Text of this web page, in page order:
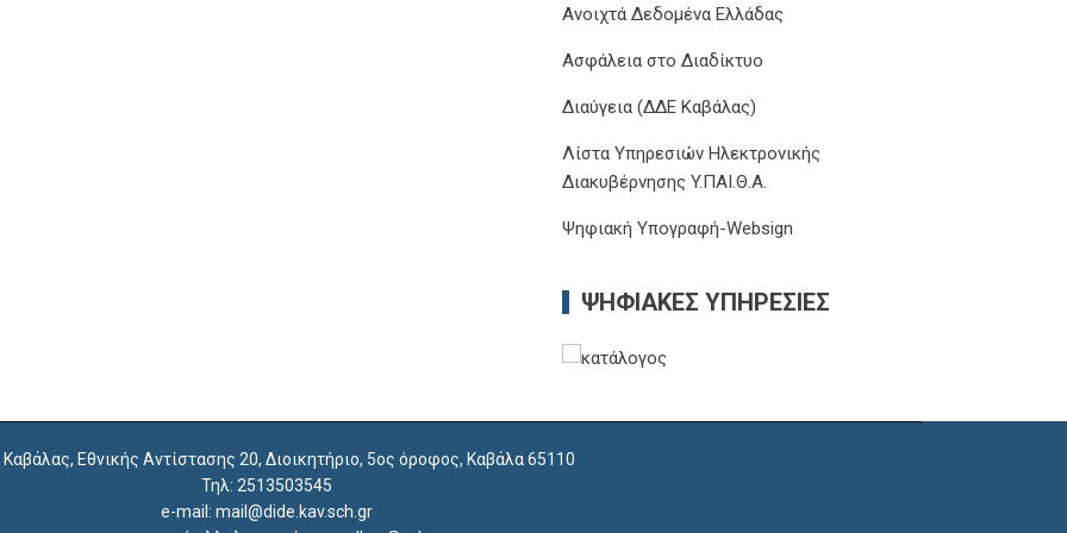
Ανοιχτά Δεδομένα Ελλάδας
Ασφάλεια στο Διαδίκτυο
Διαύγεια (ΔΔΕ Καβάλας)
Λίστα Υπηρεσιών Ηλεκτρονικής
Διακυβέρνησης Y.ΠΑΙ.Θ.Α.
Ψηφιακή Υπογραφή-Websign
ΨΗΦΙΑΚΈΣ ΥΠΗΡΕΣΊΕΣ
Εθνικής Αντίστασης 20, Διοικητήριο, 5ος όροφος, Καβάλα 65110
Τηλ: 2513503545
e-mail: mail@dide.kav.sch.gr